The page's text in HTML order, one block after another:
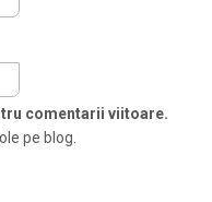
comentarii viitoare.
pe blog.